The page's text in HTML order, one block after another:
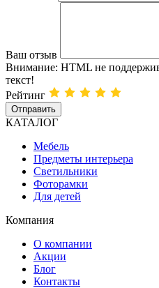
Ваш отзыв
Внимание: HTML не
текст!
Рейтинг
Отправить
КАТАЛОГ
Мебель
Предметы интерьера
Светильники
Фоторамки
Для детей
Компания
О компании
Акции
Блог
Контакты